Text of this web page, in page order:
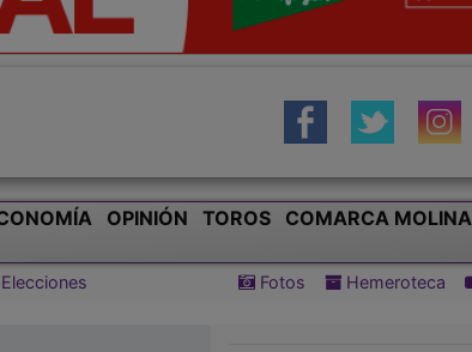
OPINIÓN TOROS
COMARCA MOLINA
Elecciones Fotos Hemeroteca